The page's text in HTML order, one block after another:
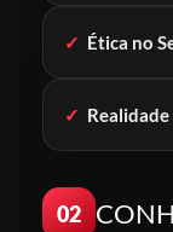
✓ Ética no
✓
02